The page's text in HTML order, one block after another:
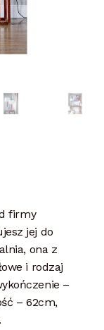
firmy
jej do
ona z
i rodzaj
–
– 62cm,